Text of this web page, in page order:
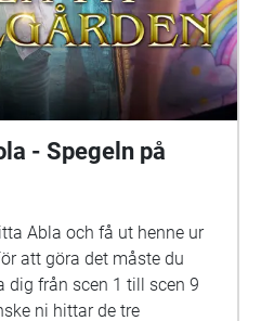
Jessica Edén, Sofie
Timo Hietala, Niko
Marina Meinander och
- Spegeln på
Abla och få ut henne ur
att göra det måste du
från scen 1 till scen 9
ni hittar de tre